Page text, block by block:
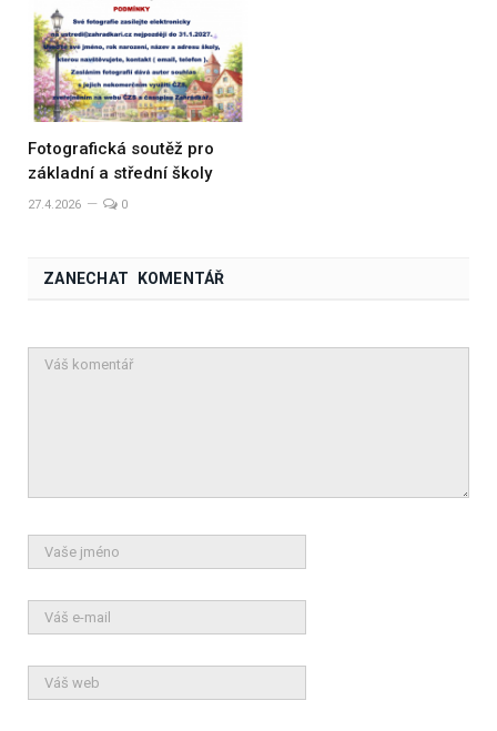
Fotografická soutěž pro
základní a střední školy
27.4.2026 0
ZANECHAT KOMENTÁŘ